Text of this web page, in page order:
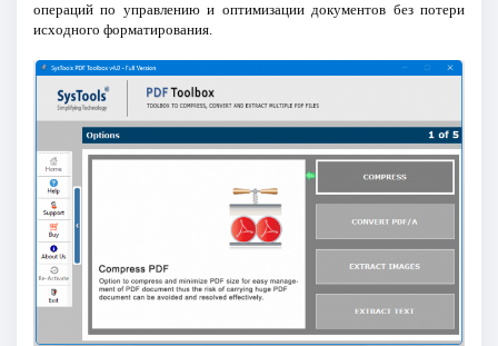
операций по управлению и оптимизации документов без потери
исходного форматирования.